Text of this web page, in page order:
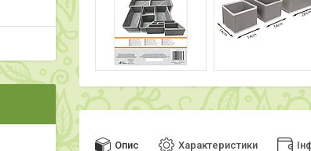
Опис Характеристики